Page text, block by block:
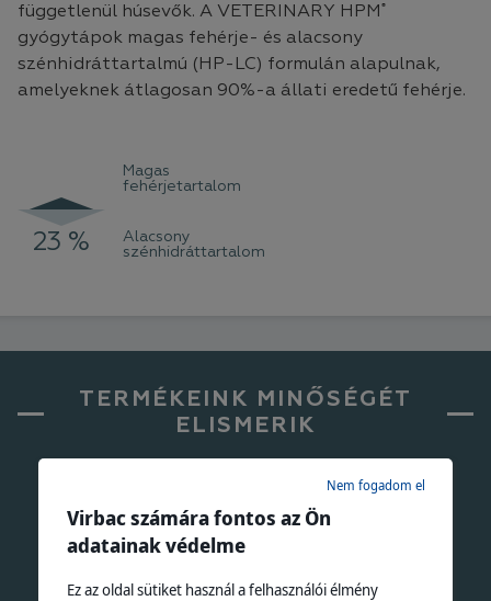
függetlenül húsevők. A VETERINARY HPM ®
gyógytápok magas fehérje- és alacsony
szénhidráttartalmú (HP-LC) formulán alapulnak,
amelyeknek átlagosan 90%-a állati eredetű fehérje.
44 %
Magas
fehérjetartalom
23 %
Alacsony
szénhidráttartalom
TERMÉKEINK MINŐSÉGÉT
ELISMERIK
Virbac számára fontos az Ön
adatainak védelme
Ez az oldal sütiket használ a felhasználói élmény
Nem fogadom el